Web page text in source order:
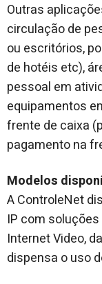
Outras
circulação de
ou escritórios,
de hotéis etc),
pessoal em
equipamentos
frente de caixa
pagamento na
Modelos
A ControleNet
IP com
Internet Video,
dispensa o uso